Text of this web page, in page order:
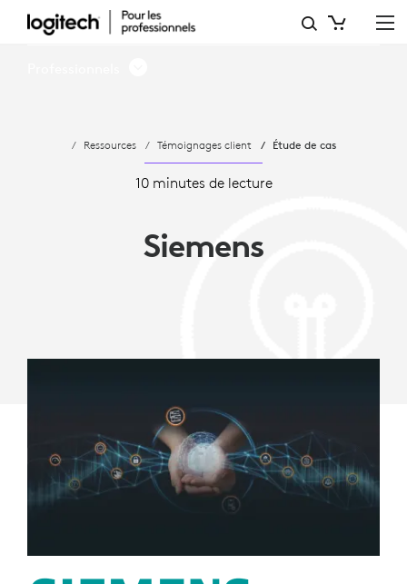
SIEMENS
SALLES
MICROSOFT
Ressources Témoignages client Étude de cas
10 minutes de lecture
Siemens